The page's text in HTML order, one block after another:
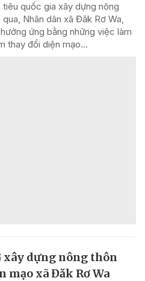
quốc gia xây dựng nông
Nhân dân xã Đăk Rơ Wa,
ứng bằng những việc làm
thay đổi diện mạo...
dựng nông thôn
mạo xã Đăk Rơ Wa